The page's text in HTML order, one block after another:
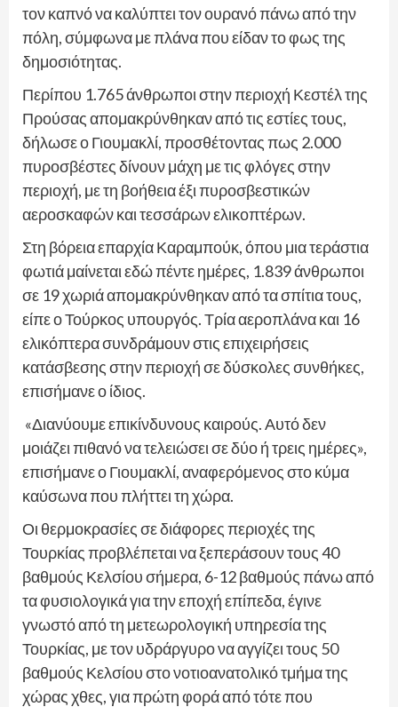
τον καπνό να καλύπτει τον ουρανό πάνω από την
πόλη, σύμφωνα με πλάνα που είδαν το φως της
δημοσιότητας.
Περίπου 1.765 άνθρωποι στην περιοχή Κεστέλ της
Προύσας απομακρύνθηκαν από τις εστίες τους,
δήλωσε ο Γιουμακλί, προσθέτοντας πως 2.000
πυροσβέστες δίνουν μάχη με τις φλόγες στην
περιοχή, με τη βοήθεια έξι πυροσβεστικών
αεροσκαφών και τεσσάρων ελικοπτέρων.
Στη βόρεια επαρχία Καραμπούκ, όπου μια τεράστια
φωτιά μαίνεται εδώ πέντε ημέρες, 1.839 άνθρωποι
σε 19 χωριά απομακρύνθηκαν από τα σπίτια τους,
είπε ο Τούρκος υπουργός. Τρία αεροπλάνα και 16
ελικόπτερα συνδράμουν στις επιχειρήσεις
κατάσβεσης στην περιοχή σε δύσκολες συνθήκες,
επισήμανε ο ίδιος.
«Διανύουμε επικίνδυνους καιρούς. Αυτό δεν
μοιάζει πιθανό να τελειώσει σε δύο ή τρεις ημέρες»,
επισήμανε ο Γιουμακλί, αναφερόμενος στο κύμα
καύσωνα που πλήττει τη χώρα.
Οι θερμοκρασίες σε διάφορες περιοχές της
Τουρκίας προβλέπεται να ξεπεράσουν τους 40
βαθμούς Κελσίου σήμερα, 6-12 βαθμούς πάνω από
τα φυσιολογικά για την εποχή επίπεδα, έγινε
γνωστό από τη μετεωρολογική υπηρεσία της
Τουρκίας, με τον υδράργυρο να αγγίζει τους 50
βαθμούς Κελσίου στο νοτιοανατολικό τμήμα της
χώρας χθες, για πρώτη φορά από τότε που